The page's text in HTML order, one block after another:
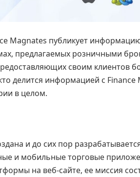
Magnates публикует
предлагаемых розничными
своим клиентов
делится информацией с
в целом.
и до сих пор
и мобильные торговые
на веб-сайте, ее миссия